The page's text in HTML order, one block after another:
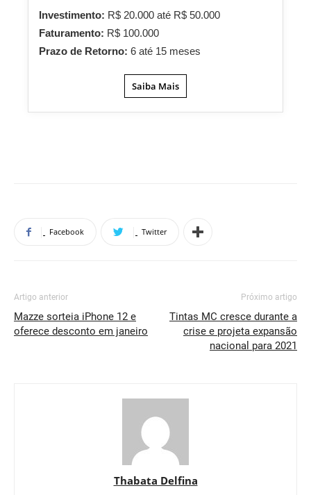
Investimento: R$ 20.000 até R$ 50.000
Faturamento: R$ 100.000
Prazo de Retorno: 6 até 15 meses
Saiba Mais
Facebook Twitter
Artigo anterior
Mazze sorteia iPhone 12 e
oferece desconto em janeiro
Próximo artigo
Tintas MC cresce durante a
crise e projeta expansão
nacional para 2021
Thabata Delfina